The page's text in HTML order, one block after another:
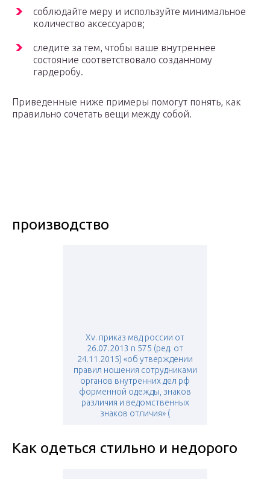
соблюдайте меру и используйте минимальное
количество аксессуаров;
следите за тем, чтобы ваше внутреннее
состояние соответствовало созданному
гардеробу.
Приведенные ниже примеры помогут понять, как
правильно сочетать вещи между собой.
производство
Xv. приказ мвд россии от
26.07.2013 n 575 (ред. от
24.11.2015) «об утверждении
правил ношения сотрудниками
органов внутренних дел рф
форменной одежды, знаков
различия и ведомственных
знаков отличия» (
Как одеться стильно и недорого